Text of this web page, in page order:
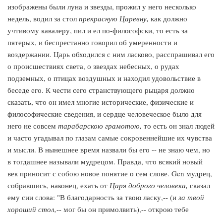
изображены были луна и звезды, прожил у него несколько
недель, водил за стол прекрасную Царевну, как должно
учтивому кавалеру, пил и ел по-философски, то есть за
пятерых, и беспрестанно говорил об умеренности и
воздержании. Царь обходился с ним ласково, расспрашивал его
о происшествиях света, о звездах небесных, о рудах
подземных, о птицах воздушных и находил удовольствие в
беседе его. К чести сего странствующего рыцаря должно
сказать, что он имел многие исторические, физические и
философические сведения, и сердце человеческое было для
него не совсем тарабарскою грамотою, то есть он знал людей
и часто угадывал по глазам самые сокровеннейшие их чувства
и мысли. В нынешнее время назвали бы его -- не знаю чем, но
в тогдашнее называли мудрецом. Правда, что всякий новый
век приносит с собою новое понятие о сем слове. Gen мудрец,
собравшись, наконец, ехать от Царя доброго человека, сказал
ему сии слова: "В благодарность за твою ласку,-- (и за твой
хороший стол,-- мог бы он примолвить),-- открою тебе